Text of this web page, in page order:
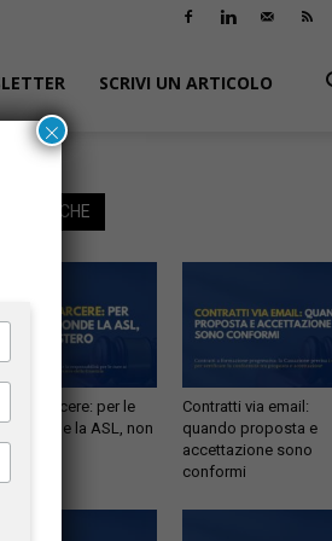
SCRIVI UN ARTICOLO
ANCHE
in carcere: per le
risponde la ASL, non
Contratti via email:
quando proposta e
accettazione sono
conformi
×